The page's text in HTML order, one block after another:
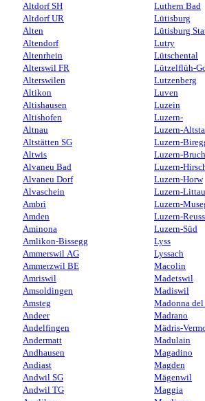
Altdorf SH
Altdorf UR
Alten
Altendorf
Altenrhein
Alterswil FR
Alterswilen
Altikon
Altishausen
Altishofen
Altnau
Altstätten SG
Altwis
Alvaneu Bad
Alvaneu Dorf
Alvaschein
Ambrì
Amden
Aminona
Amlikon-Bissegg
Ammerswil AG
Ammerzwil BE
Amriswil
Amsoldingen
Amsteg
Andeer
Andelfingen
Andermatt
Andhausen
Andiast
Andwil SG
Andwil TG
Luthern Bad
Lütisburg
Lütisburg
Lutry
Lütschental
Lützelflüh-
Lutzenberg
Luven
Luzein
Luzern-
Luzern-
Luzern-
Luzern-Bruch
Luzern-
Luzern-Horw
Luzern-
Luzern-
Luzern-
Luzern-Süd
Lyss
Lyssach
Macolin
Madetswil
Madiswil
Madonna del
Madrano
Mädris-
Madulain
Magadino
Magden
Mägenwil
Maggia